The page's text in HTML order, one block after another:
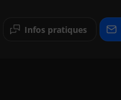
Infos pratiques